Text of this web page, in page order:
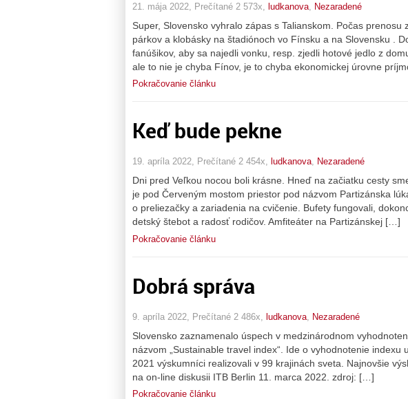
21. mája 2022, Prečítané 2 573x, ludkanova Nezaradené
Super, Slovensko vyhralo zápas s Talianskom. Počas
párkov a klobásky na štadiónoch vo Fínsku a na Slovensku .
fanúšikov, aby sa najedli vonku, resp. zjedli hotové jedlo z
ale to nie je chyba Fínov, je to chyba ekonomickej úrovne
Pokračovanie článku
Keď bude pekne
19. apríla 2022, Prečítané 2 454x, ludkanova, Nezaradené
Dni pred Veľkou nocou boli krásne. Hneď na začiatku cesty
je pod Červeným mostom priestor pod názvom Partizánska
o preliezačky a zariadenia na cvičenie. Bufety fungovali,
detský štebot a radosť rodičov. Amfiteáter na Partizánskej […]
Pokračovanie článku
Dobrá správa
9. apríla 2022, Prečítané 2 486x, ludkanova, Nezaradené
Slovensko zaznamenalo úspech v medzinárodnom
názvom „Sustainable travel index“. Ide o vyhodnotenie
2021 výskumníci realizovali v 99 krajinách sveta. Najnovšie
na on-line diskusii ITB Berlin 11. marca 2022. zdroj: […]
Pokračovanie článku